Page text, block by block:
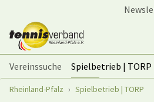
Vereinssuche Spielbetrieb | TORP
Sie sind hier:
Rheinland-Pfalz Spielbetrieb | TORP